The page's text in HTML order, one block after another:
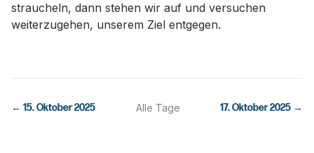
straucheln, dann stehen wir auf und versuchen
weiterzugehen, unserem Ziel entgegen.
← 15. Oktober 2025 Alle Tage 17. Oktober 2025 →